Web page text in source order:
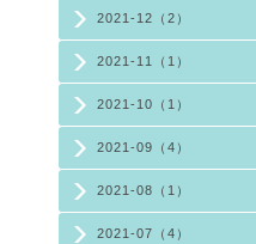
2021-12（2）
2021-11（1）
2021-10（1）
2021-09（4）
2021-08（1）
2021-07（4）